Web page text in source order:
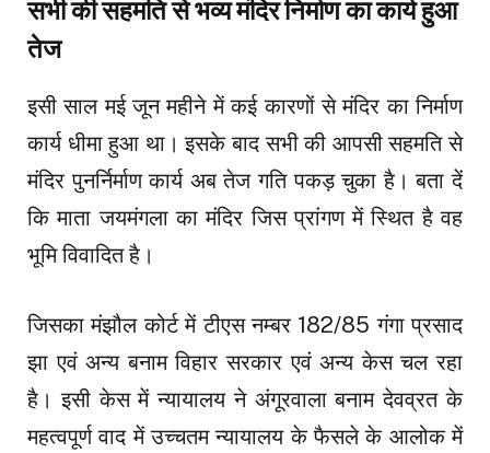
सभी की सहमति से भव्य मंदिर निर्माण का कार्य हुआ
तेज
इसी साल मई जून महीने में कई कारणों से मंदिर का निर्माण
कार्य धीमा हुआ था। इसके बाद सभी की आपसी सहमति से
मंदिर पुनर्निर्माण कार्य अब तेज गति पकड़ चुका है। बता दें
कि माता जयमंगला का मंदिर जिस प्रांगण में स्थित है वह
भूमि विवादित है।
जिसका मंझौल कोर्ट में टीएस नम्बर 182/85 गंगा प्रसाद
झा एवं अन्य बनाम विहार सरकार एवं अन्य केस चल रहा
है। इसी केस में न्यायालय ने अंगूरवाला बनाम देवव्रत के
महत्वपूर्ण वाद में उच्चतम न्यायालय के फैसले के आलोक में